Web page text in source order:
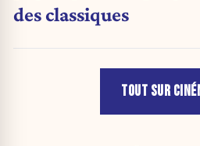
des classiques
TOUT SUR